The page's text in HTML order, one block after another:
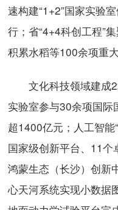
速构建“1+2”国家实验
行；省“4+4科创工程”
积累水稻等100余项重大
文化科技领域建成
实验室参与30余项国际
超1400亿元；人工智能
国家级创新平台、11个
鸿蒙生态（长沙）创新
心天河系统实现小数据